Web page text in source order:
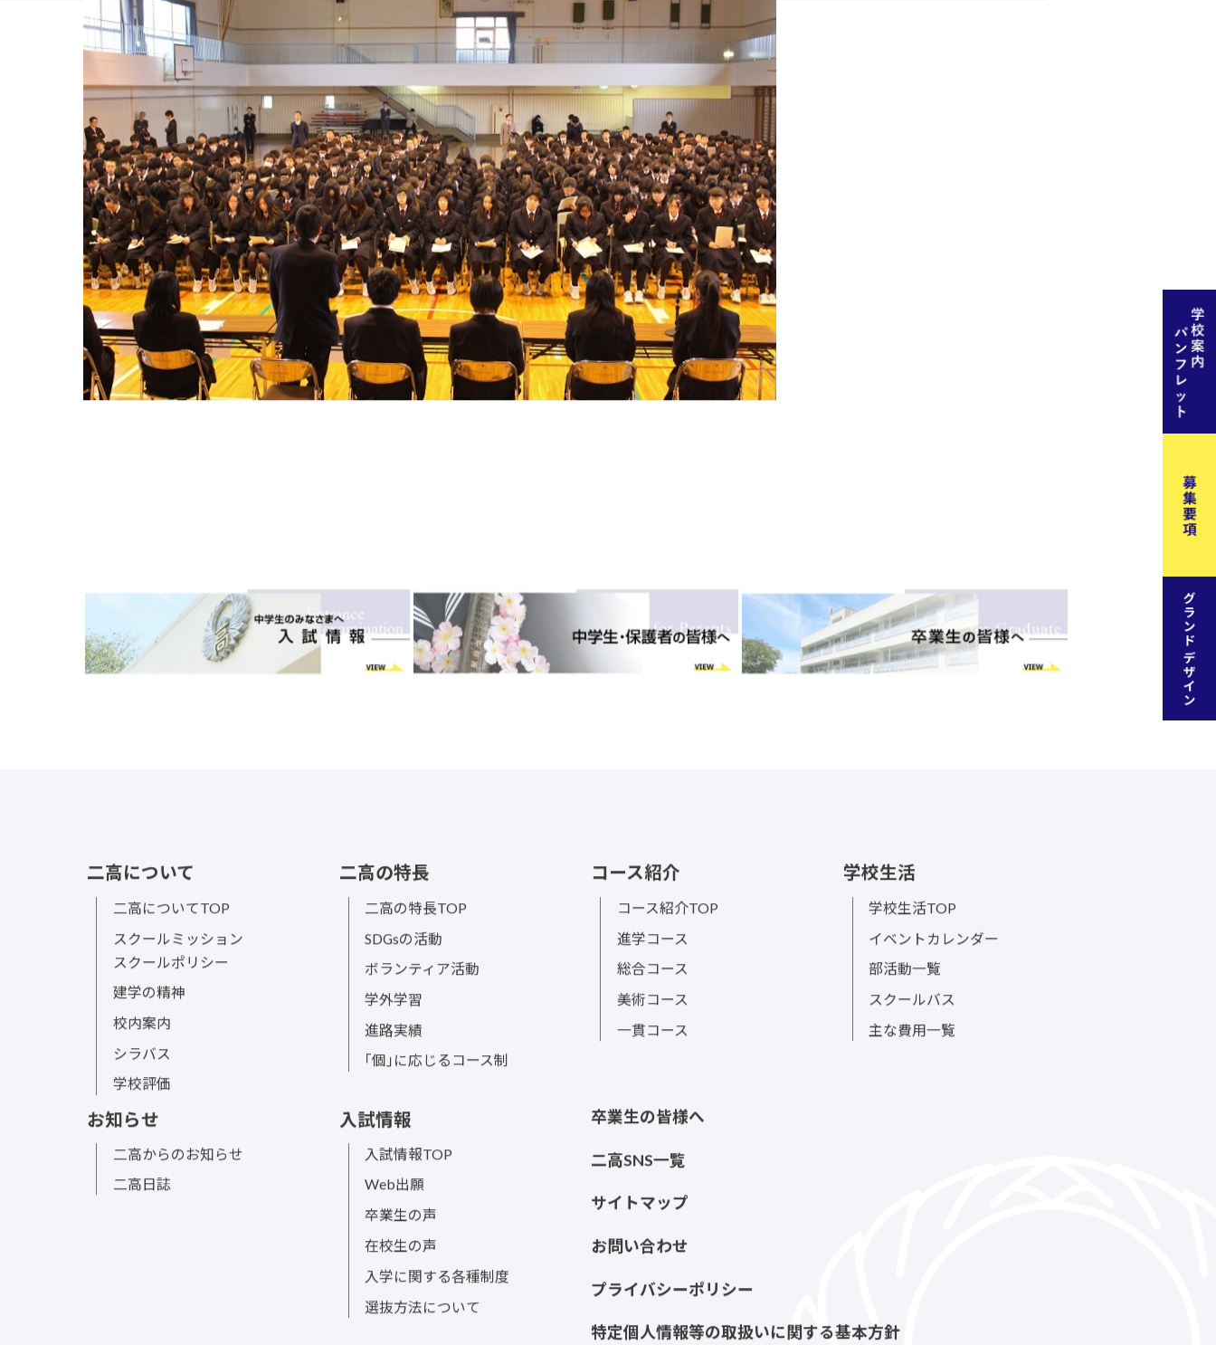
二高について
二高についてTOP
スクールミッション
スクールポリシー
建学の精神
校内案内
シラバス
学校評価
二高の特長
二高の特長TOP
SDGsの活動
ボランティア活動
学外学習
進路実績
｢個｣に応じるコース制
コース紹介
コース紹介TOP
進学コース
総合コース
美術コース
一貫コース
学校生活
学校生活TOP
イベントカレンダー
部活動一覧
スクールバス
主な費用一覧
お知らせ
二高からのお知らせ
二高日誌
入試情報
入試情報TOP
Web出願
卒業生の声
在校生の声
入学に関する各種制度
選抜方法について
卒業生の皆様へ
二高SNS一覧
サイトマップ
お問い合わせ
プライバシーポリシー
特定個人情報等の取扱いに関する基本方針